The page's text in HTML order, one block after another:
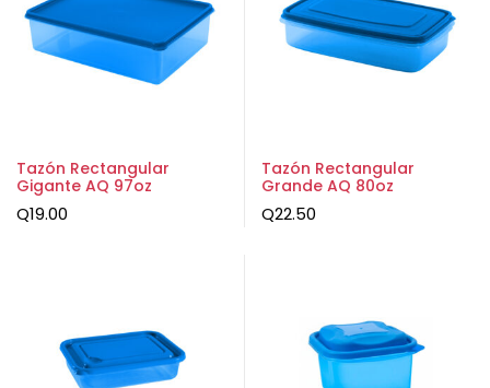
Tazón Rectangular
Gigante AQ 97oz
Q19.00
Tazón Rectangular
Grande AQ 80oz
Q22.50